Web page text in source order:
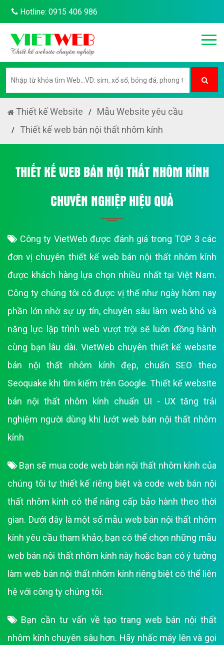
Hotline: 0915 406 986
Thiết kế Website
Mẫu Website yêu cầu
Thiết kế web bán nội thất nhôm kính
THIẾT KẾ WEB BÁN NỘI THẤT NHÔM KÍNH
CHUYÊN NGHIỆP HIỆU QUẢ
Công ty VietWeb được đánh giá trong TOP 3 các
đơn vị chuyên thiết kế web bán nội thất nhôm kính
được khách hàng lựa chọn nhiều nhất tại Việt Nam.
Công ty chúng tôi có được vị thế như ngày hôm nay
phần lớn nhờ sự uy tín, chuyên sâu làm web khó và
năng lực lập trình web vượt trội sẽ luôn đồng hành
cùng bạn lâu dài. VietWeb chuyên thiết kế website
bán nội thất nhôm kính đẹp, chuẩn SEO theo
Seoquake khi tìm kiếm trên Google. Thiết kế website
bán nội thất nhôm kính chuẩn UI - UX tăng trải
nghiệm người dùng khi lướt web bán nội thất nhôm
kính
Bạn sẽ mua code web bán nội thất nhôm kính của
chúng tôi tự thiết kế riêng biệt và code web bán nội
thất nhôm kính có thể nâng cấp bảo hành theo thời
gian. Dưới đây là một số mẫu web bán nội thất nhôm
kính yêu cầu tham khảo, bạn có thể chọn những mẫu
web bán nội thất nhôm kính này hoặc bạn có ý tưởng
làm web bán nội thất nhôm kính riêng biệt có thể liên
hệ với công ty chúng tôi.
Bạn cần tư vấn về tạo trang web bán nội thất
nhôm kính chuyên sâu hơn. Hãy nhấc máy lên và gọi